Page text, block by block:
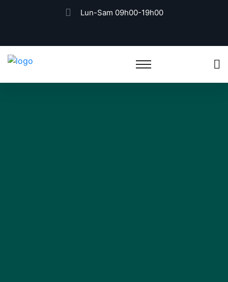
Lun-Sam 09h00-19h00